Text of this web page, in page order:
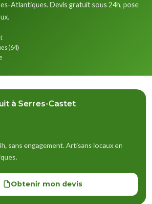
Atlantiques. Devis gratuit sous 24h, pose
(64)
à Serres-Castet
sans engagement. Artisans locaux en
Obtenir mon devis